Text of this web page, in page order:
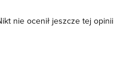
nie ocenił jeszcze tej opinii